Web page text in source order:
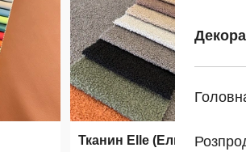
Тканин Elle (Ель)